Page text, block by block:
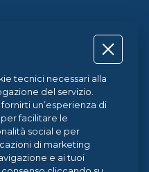
tecnici necessari alla
del servizio.
un’esperienza di
facilitare le
social e per
di marketing
e ai tuoi